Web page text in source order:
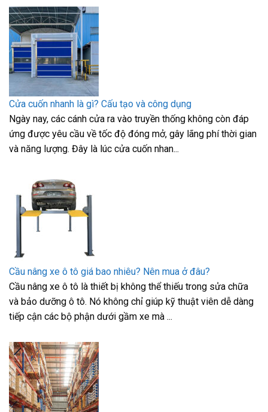
Cửa cuốn nhanh là gì? Cấu tạo và công dụng
Ngày nay, các cánh cửa ra vào truyền thống không còn đáp
ứng được yêu cầu về tốc độ đóng mở, gây lãng phí thời gian
và năng lượng. Đây là lúc cửa cuốn nhan...
Cầu nâng xe ô tô giá bao nhiêu? Nên mua ở đâu?
Cầu nâng xe ô tô là thiết bị không thể thiếu trong sửa chữa
và bảo dưỡng ô tô. Nó không chỉ giúp kỹ thuật viên dễ dàng
tiếp cận các bộ phận dưới gầm xe mà ...